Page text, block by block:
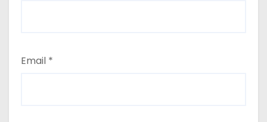
Email *